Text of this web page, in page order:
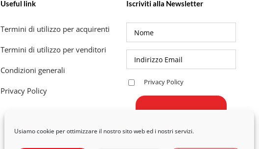
Usiamo cookie per ottimizzare il nostro sito web ed i nostri servizi.
Useful link
Termini di utilizzo per acquirenti
Termini di utilizzo per venditori
Condizioni generali
Privacy Policy
Iscriviti alla Newsletter
Privacy Policy